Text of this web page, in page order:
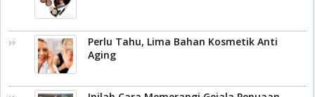
Perlu Tahu, Lima Bahan Kosmetik Anti
Aging